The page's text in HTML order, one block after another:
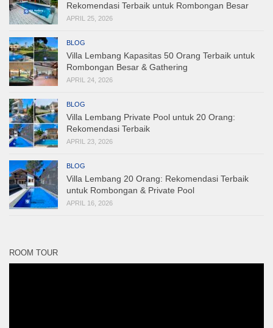
Rekomendasi Terbaik untuk Rombongan Besar
APRIL 25, 2026
BLOG
Villa Lembang Kapasitas 50 Orang Terbaik untuk
Rombongan Besar & Gathering
APRIL 24, 2026
BLOG
Villa Lembang Private Pool untuk 20 Orang:
Rekomendasi Terbaik
APRIL 23, 2026
BLOG
Villa Lembang 20 Orang: Rekomendasi Terbaik
untuk Rombongan & Private Pool
APRIL 16, 2026
ROOM TOUR